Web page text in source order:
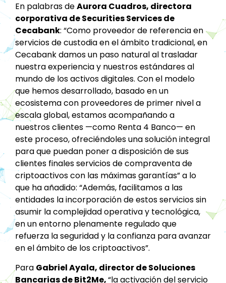
En palabras deAurora Cuadros, directora
corporativa de Securities Services de
Cecabank: “Como proveedor de referencia en
servicios de custodia en el ámbito tradicional, en
Cecabank damos un paso natural al trasladar
nuestra experiencia y nuestros estándares al
mundo de los activos digitales. Con el modelo
que hemos desarrollado, basado en un
ecosistema con proveedores de primer nivel a
escala global, estamos acompañando a
nuestros clientes —como Renta 4 Banco— en
este proceso, ofreciéndoles una solución integral
para que puedan poner a disposición de sus
clientes finales servicios de compraventa de
criptoactivos con las máximas garantías” a lo
que ha añadido: “Además, facilitamos a las
entidades la incorporación de estos servicios sin
asumir la complejidad operativa y tecnológica,
en un entorno plenamente regulado que
refuerza la seguridad y la confianza para avanzar
en el ámbito de los criptoactivos”.
Para Gabriel Ayala, director de Soluciones
Bancarias de Bit2Me,“la activación del servicio